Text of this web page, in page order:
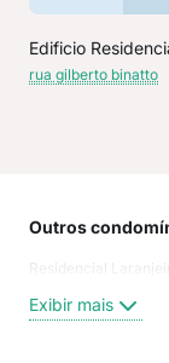
Edificio
rua gilberto binatto
Outros
Residencial
Exibir mais